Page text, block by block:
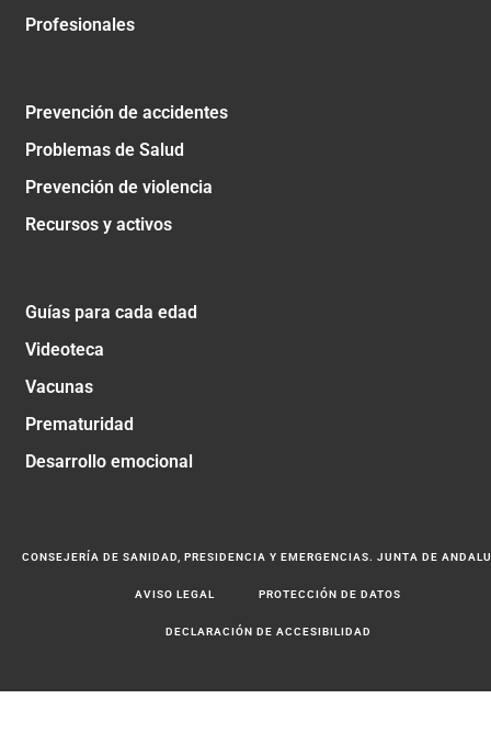
Profesionales
Prevención de accidentes
Problemas de Salud
Prevención de violencia
Recursos y activos
Guías para cada edad
Videoteca
Vacunas
Prematuridad
Desarrollo emocional
CONSEJERÍA DE SANIDAD, PRESIDENCIA Y EMERGENCIAS. JUNTA DE
AVISO LEGAL PROTECCIÓN DE DATOS
DECLARACIÓN DE ACCESIBILIDAD